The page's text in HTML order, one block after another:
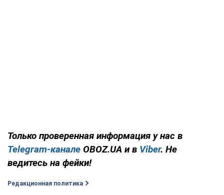
Только проверенная информация у нас в
Telegram-канале OBOZ.UA и в Viber. Не
ведитесь на фейки!
Редакционная политика